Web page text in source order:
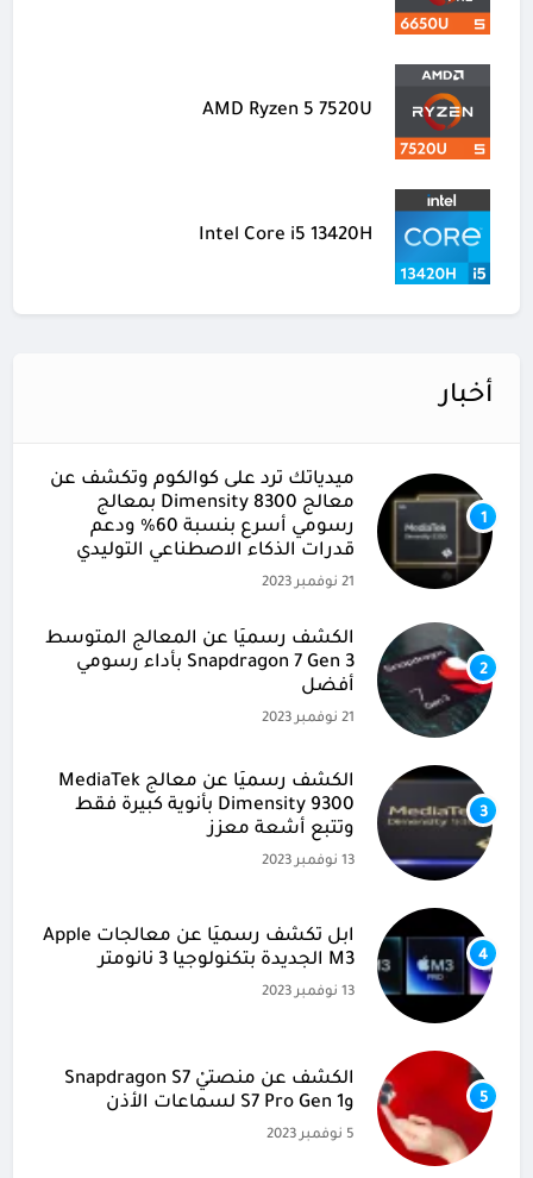
AMD Ryzen 5 7520U
Intel Core i5 13420H
أخبار
1
ميدياتك ترد على كوالكوم وتكشف عن
معالج Dimensity 8300 بمعالج
رسومي أسرع بنسبة 60% ودعم
قدرات الذكاء الاصطناعي التوليدي
21 نوفمبر 2023
2
الكشف رسميًا عن المعالج المتوسط
Snapdragon 7 Gen 3 بأداء رسومي
أفضل
21 نوفمبر 2023
3
الكشف رسميًا عن معالج MediaTek
Dimensity 9300 بأنوية كبيرة فقط
وتتبع أشعة معزز
13 نوفمبر 2023
4
آبل تكشف رسميًا عن معالجات Apple
M3 الجديدة بتكنولوجيا 3 نانومتر
13 نوفمبر 2023
5
الكشف عن منصتيْ Snapdragon S7
وS7 Pro Gen 1 لسماعات الأذن
5 نوفمبر 2023